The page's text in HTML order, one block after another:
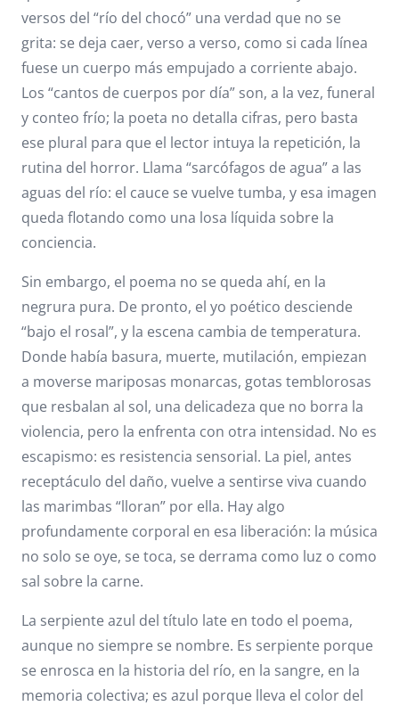
versos del “río del chocó” una verdad que no se
grita: se deja caer, verso a verso, como si cada línea
fuese un cuerpo más empujado a corriente abajo.
Los “cantos de cuerpos por día” son, a la vez, funeral
y conteo frío; la poeta no detalla cifras, pero basta
ese plural para que el lector intuya la repetición, la
rutina del horror. Llama “sarcófagos de agua” a las
aguas del río: el cauce se vuelve tumba, y esa imagen
queda flotando como una losa líquida sobre la
conciencia.
Sin embargo, el poema no se queda ahí, en la
negrura pura. De pronto, el yo poético desciende
“bajo el rosal”, y la escena cambia de temperatura.
Donde había basura, muerte, mutilación, empiezan
a moverse mariposas monarcas, gotas temblorosas
que resbalan al sol, una delicadeza que no borra la
violencia, pero la enfrenta con otra intensidad. No es
escapismo: es resistencia sensorial. La piel, antes
receptáculo del daño, vuelve a sentirse viva cuando
las marimbas “lloran” por ella. Hay algo
profundamente corporal en esa liberación: la música
no solo se oye, se toca, se derrama como luz o como
sal sobre la carne.
La serpiente azul del título late en todo el poema,
aunque no siempre se nombre. Es serpiente porque
se enrosca en la historia del río, en la sangre, en la
memoria colectiva; es azul porque lleva el color del